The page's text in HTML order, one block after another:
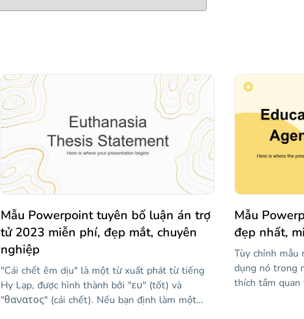
Mẫu Powerpoint tuyên bố luận án trợ
tử 2023 miễn phí, đẹp mắt, chuyên
nghiệp
"Cái chết êm dịu" là một từ xuất phát từ tiếng
Hy Lạp, được hình thành bởi "ευ" (tốt) và
"θανατος" (cái chết). Nếu bạn định làm một
Mẫu
đẹp nhất,
Tùy chỉnh mẫu
dụng nó trong
thích tầm quan